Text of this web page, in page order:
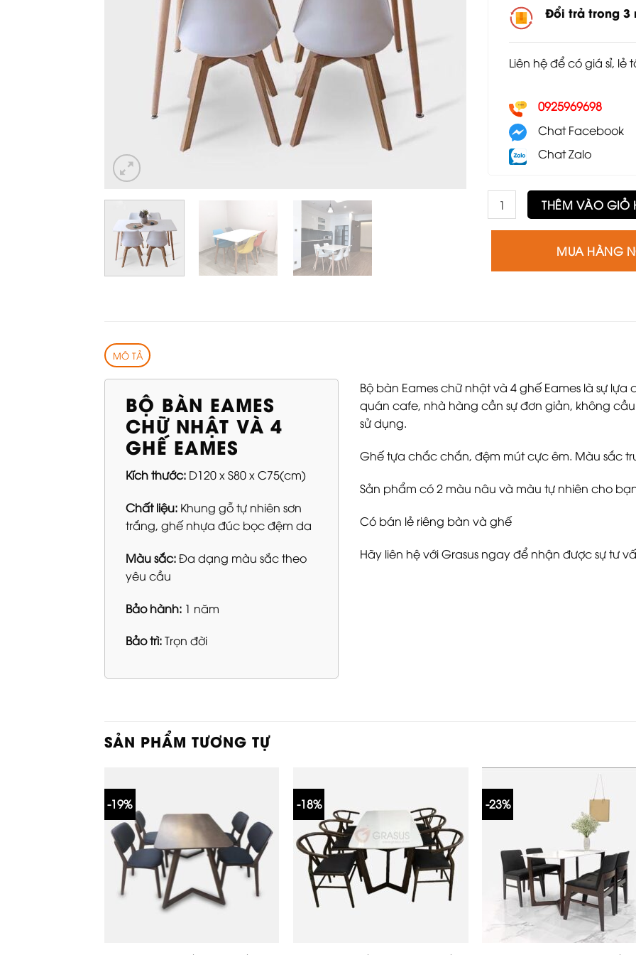
Đổi trả trong 3
Liên hệ để có giá sỉ, lẻ
0925969698
Chat Facebook
Chat Zalo
Bộ bàn Eames chữ nhật và
THÊM VÀO GIỎ
MUA HÀNG
MÔ TẢ
BỘ BÀN EAMES
CHỮ NHẬT VÀ 4
GHẾ EAMES
Kích thước: D120 x S80 x C75(cm)
Chất liệu: Khung gỗ tự nhiên sơn
trắng, ghế nhựa đúc bọc đệm da
Màu sắc:Đa dạng màu sắc theo
yêu cầu
Bảo hành: 1 năm
Bảo trì:Trọn đời
Bộ bàn Eames chữ nhật và 4 ghế Eames là sự
quán cafe, nhà hàng cần sự đơn giản, không
sử dụng.
Ghế tựa chắc chắn, đệm mút cực êm. Màu sắc
Sản phẩm có 2 màu nâu và màu tự nhiên cho
Có bán lẻ riêng bàn và ghế
Hãy liên hệ với Grasus ngay để nhận được sự tư
SẢN PHẨM TƯƠNG TỰ
-19% -18% -23%